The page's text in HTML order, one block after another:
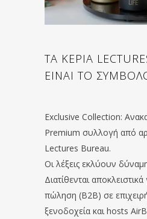
ΤΑ ΚΕΡΙΑ
ΕΙΝΑΙ ΤΟ
Exclusive Collection:
Premium συλλογή από
Lectures Bureau.
Οι λέξεις εκλύουν δύναμη
Διατίθενται
πώληση (B2B) σε
ξενοδοχεία και hosts